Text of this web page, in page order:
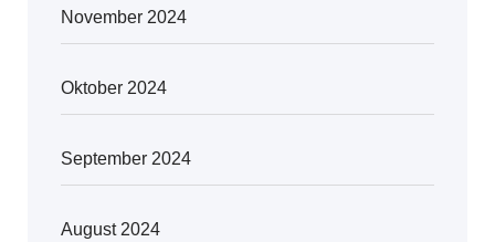
November 2024
Oktober 2024
September 2024
August 2024